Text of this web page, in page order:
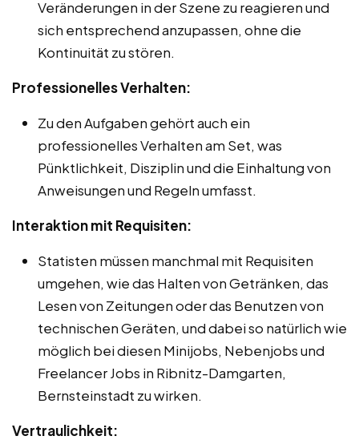
Veränderungen in der Szene zu reagieren und
sich entsprechend anzupassen, ohne die
Kontinuität zu stören.
Professionelles Verhalten:
Zu den Aufgaben gehört auch ein
professionelles Verhalten am Set, was
Pünktlichkeit, Disziplin und die Einhaltung von
Anweisungen und Regeln umfasst.
Interaktion mit Requisiten:
Statisten müssen manchmal mit Requisiten
umgehen, wie das Halten von Getränken, das
Lesen von Zeitungen oder das Benutzen von
technischen Geräten, und dabei so natürlich wie
möglich bei diesen Minijobs, Nebenjobs und
Freelancer Jobs in Ribnitz-Damgarten,
Bernsteinstadt zu wirken.
Vertraulichkeit: